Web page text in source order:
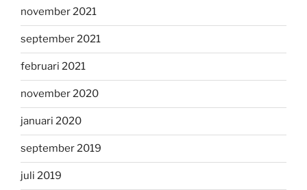
november 2021
september 2021
februari 2021
november 2020
januari 2020
september 2019
juli 2019